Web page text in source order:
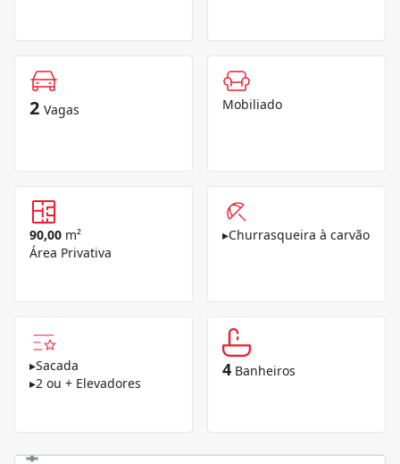
2 Vagas Mobiliado
90,00 m²
Área Privativa
▸Churrasqueira à carvão
▸Sacada
▸2 ou + Elevadores
4 Banheiros